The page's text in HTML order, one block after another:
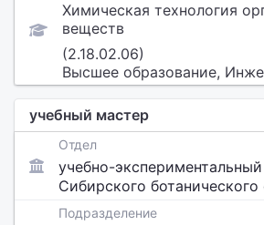
Химическая технология
веществ
(2.18.02.06)
Высшее образование,
учебный мастер
Отдел
учебно-
Сибирского ботанического
Подразделение